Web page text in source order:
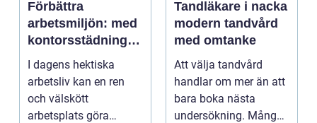
Förbättra
arbetsmiljön: med
kontorsstädning i
Stockholm
I dagens hektiska
arbetsliv kan en ren
och välskött
arbetsplats göra
Tandläkare i nacka
modern tandvård
med omtanke
Att välja tandvård
handlar om mer än att
bara boka nästa
undersökning. Många